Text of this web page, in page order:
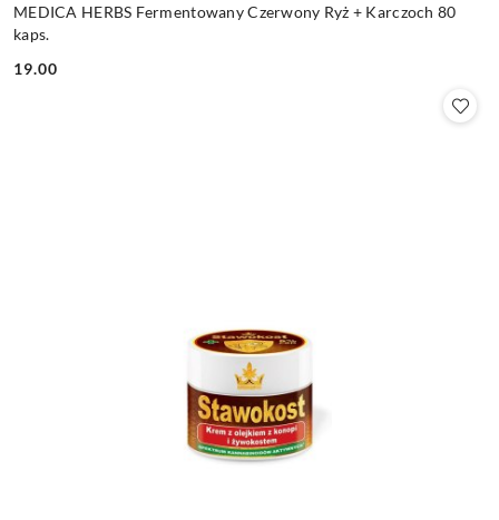
MEDICA HERBS Fermentowany Czerwony Ryż + Karczoch 80
kaps.
Cena:
19.00